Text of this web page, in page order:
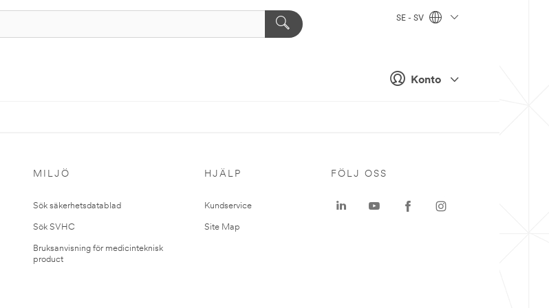
Konto
SE - SV
MILJÖ
Sök säkerhetsdatablad
Sök SVHC
Bruksanvisning för medicinteknisk
product
HJÄLP
Kundservice
Site Map
FÖLJ OSS